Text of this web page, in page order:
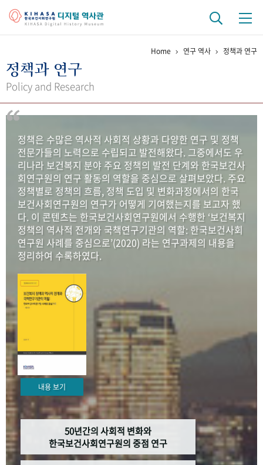
걸어온 길 기관 변천사
연구 역사
정책과 연구 키워드로 보는 연구 역사
연구자들
간행물 변천사
기록물 아카이브
사진 아카이브 문서 기록물 행정박물 영상 기록물
50+1주년 기념
성과 50선 숫자로 보는 50년
세계와 함께 한 KIHASA
VR 역사관
Home 연구 역사 정책과 연구
정책과 연구
Policy and Research
정책은 수많은 역사적 사회적 상황과 다양한 연구 및 정책
전문가들의 노력으로 수립되고 발전해왔다. 그중에서도 우
리나라 보건복지 분야 주요 정책의 발전 단계와 한국보건사
회연구원의 연구 활동의 역할을 중심으로 살펴보았다. 주요
정책별로 정책의 흐름, 정책 도입 및 변화과정에서의 한국
보건사회연구원의 연구가 어떻게 기여했는지를 보고자 했
다. 이 콘텐츠는 한국보건사회연구원에서 수행한 ‘보건복지
정책의 역사적 전개와 국책연구기관의 역할: 한국보건사회
연구원 사례를 중심으로’(2020) 라는 연구과제의 내용을
정리하여 수록하였다.
내용 보기
50년간의 사회적 변화와
한국보건사회연구원의 중점 연구